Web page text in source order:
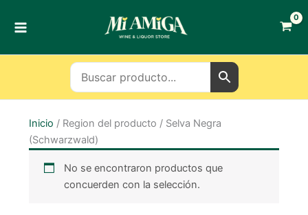
Inicio / Region del producto / Selva Negra
(Schwarzwald)
No se encontraron productos que
concuerden con la selección.